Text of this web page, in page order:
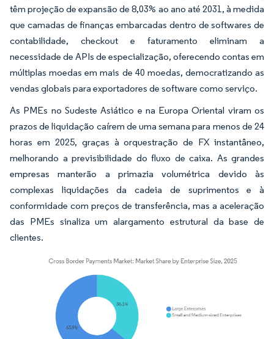
têm projeção de expansão de 8,03% ao ano até 2031, à medida
que camadas de finanças embarcadas dentro de softwares de
contabilidade, checkout e faturamento eliminam a
necessidade de APIs de especialização, oferecendo contas em
múltiplas moedas em mais de 40 moedas, democratizando as
vendas globais para exportadores de software como serviço.
As PMEs no Sudeste Asiático e na Europa Oriental viram os
prazos de liquidação caírem de uma semana para menos de 24
horas em 2025, graças à orquestração de FX instantâneo,
melhorando a previsibilidade do fluxo de caixa. As grandes
empresas manterão a primazia volumétrica devido às
complexas liquidações da cadeia de suprimentos e à
conformidade com preços de transferência, mas a aceleração
das PMEs sinaliza um alargamento estrutural da base de
clientes.